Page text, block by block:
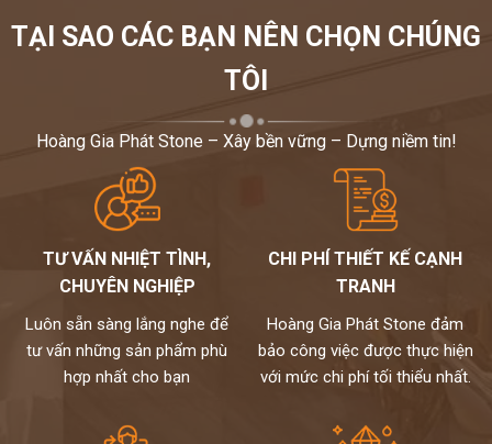
TẠI SAO CÁC BẠN NÊN CHỌN CHÚNG
TÔI
Hoàng Gia Phát Stone – Xây bền vững – Dựng niềm tin!
TƯ VẤN NHIỆT TÌNH,
CHUYÊN NGHIỆP
Luôn sẵn sàng lắng nghe để
tư vấn những sản phẩm phù
hợp nhất cho bạn
CHI PHÍ THIẾT KẾ CẠNH
TRANH
Hoàng Gia Phát Stone đảm
bảo công việc được thực hiện
với mức chi phí tối thiểu nhất.